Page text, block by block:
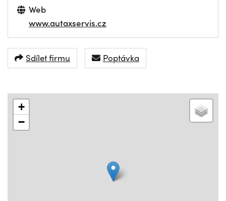
Web
www.autaxservis.cz
Sdílet firmu Poptávka
+
−